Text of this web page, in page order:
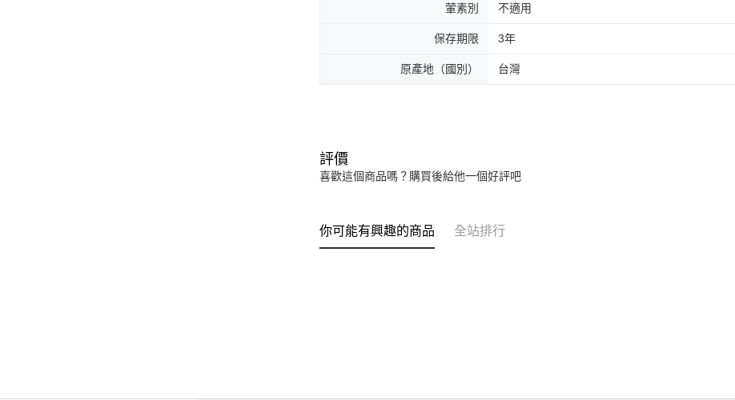
葷素別 不適用
保存期限 3年
原產地（國別） 台灣
評價
喜歡這個商品嗎？購買後給他一個好評吧
你可能有興趣的商品 全站排行